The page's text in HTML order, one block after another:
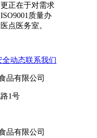
正在于对需求
质量办
点医务室。
全动态联系我们
品有限公司
1号
品有限公司